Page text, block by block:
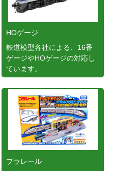
HOゲージ
鉄道模型各社による、16番
ゲージやHOゲージの対応し
ています。
プラレール